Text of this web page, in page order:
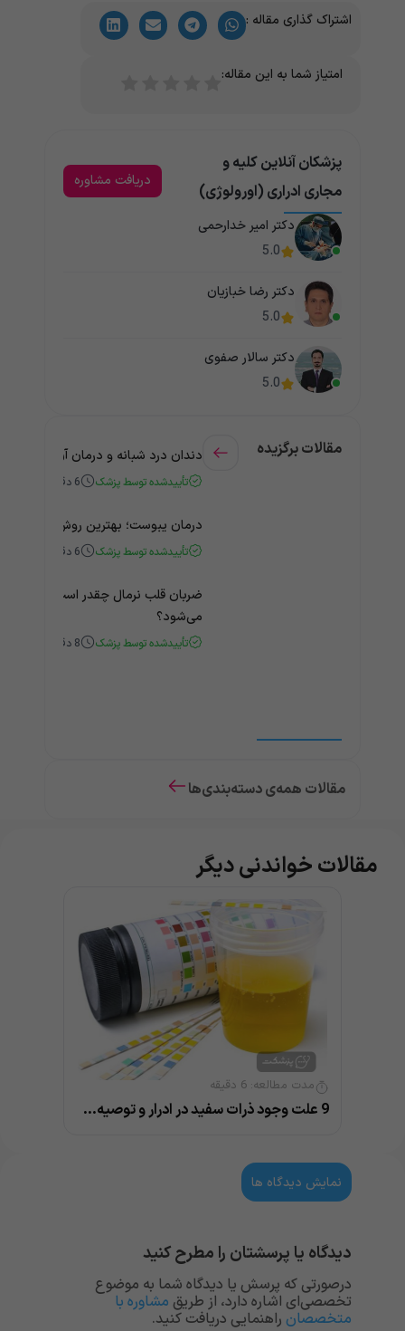
اشتراک گذاری مقاله :
امتیاز شما به این مقاله:
پزشکان آنلاین کلیه و
مجاری ادراری (اورولوژی)
دریافت مشاوره
دکتر امیر خدارحمی
5.0
دکتر رضا خبازیان
5.0
دکتر سالار صفوی
5.0
مقالات برگزیده دندان درد شبانه و درمان آن +
تأییدشده توسط پزشک 6 دقیقه
درمان یبوست؛ بهترین روش‌های
تأییدشده توسط پزشک 6 دقیقه
ضربان قلب نرمال چقدر است؟ چه
می‌شود؟
تأییدشده توسط پزشک 8 دقیقه
مقالات همه‌ی دسته‌بندی‌ها
مقالات خواندنی دیگر
مدت مطالعه: 6 دقیقه
9 علت وجود ذرات سفید در ادرار و توصیه‌های مهم
نمایش دیدگاه ها
دیدگاه یا پرسشتان را مطرح کنید
درصورتی که پرسش یا دیدگاه شما به موضوع
تخصصی‌ای اشاره دارد، از طریق مشاوره با
متخصصان راهنمایی دریافت کنید.